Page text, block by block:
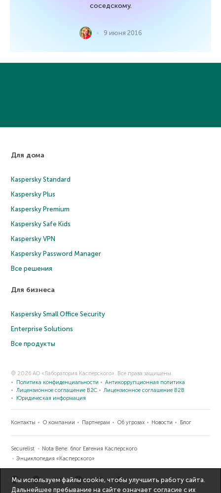
соседскому.
9 июня 2016
Для дома
Kaspersky Standard
Kaspersky Plus
Kaspersky Premium
Kaspersky Safe Kids
Kaspersky VPN
Kaspersky Password Manager
Все решения
Для бизнеса
Kaspersky Small Office Security
Enterprise Solutions
Все продукты
© 2026 АО «Лаборатория Касперского». Все права защищены.
Политика конфиденциальности
Антикоррупционная политика
Лицензионное соглашение B2C
Лицензионное соглашение B2B
Юридическая информация
Контакты О компании Партнерам Об угрозах Новости Блог
Securelist
Nota Bene: блог Евгения Касперского
Энциклопедия «Касперского»
Мы используем файлы cookie, чтобы улучшить работу сайта.
Дальнейшее пребывание на сайте означает согласие с их